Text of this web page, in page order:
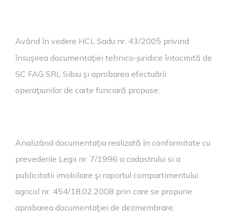
Având în vedere HCL Sadu nr. 43/2005 privind
însuşirea documentaţiei tehnico-juridice întocmită de
SC FAG SRL Sibiu şi aprobarea efectuării
operaţiunilor de carte funciară propuse;
Analizând documentaţia realizată în conformitate cu
prevederile Legii nr. 7/1996 a cadastrului si a
publicitatii imobiliare şi raportul compartimentului
agricol nr. 454/18,02,2008 prin care se propune
aprobarea documentaţiei de dezmembrare;